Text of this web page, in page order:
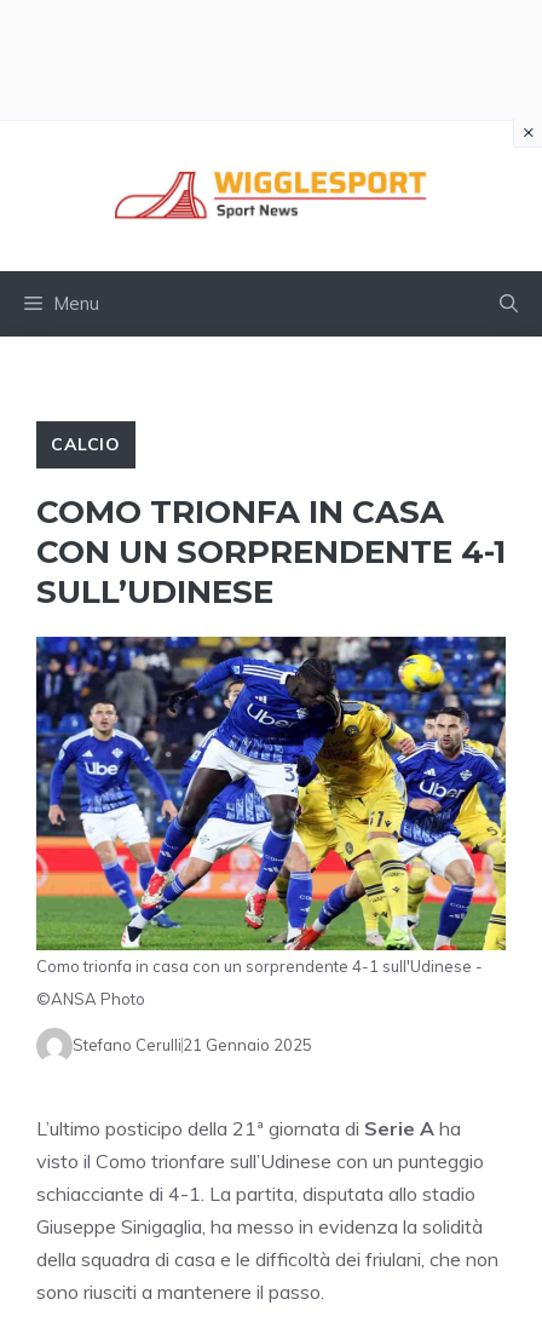
Menu
CALCIO
COMO TRIONFA IN CASA
CON UN SORPRENDENTE 4-1
SULL’UDINESE
Como trionfa in casa con un sorprendente 4-1 sull'Udinese -
©ANSA Photo
Stefano Cerulli21 Gennaio 2025
L’ultimo posticipo della 21ª giornata di Serie A ha
visto il Como trionfare sull’Udinese con un punteggio
schiacciante di 4-1. La partita, disputata allo stadio
Giuseppe Sinigaglia, ha messo in evidenza la solidità
della squadra di casa e le difficoltà dei friulani, che non
sono riusciti a mantenere il passo.
×